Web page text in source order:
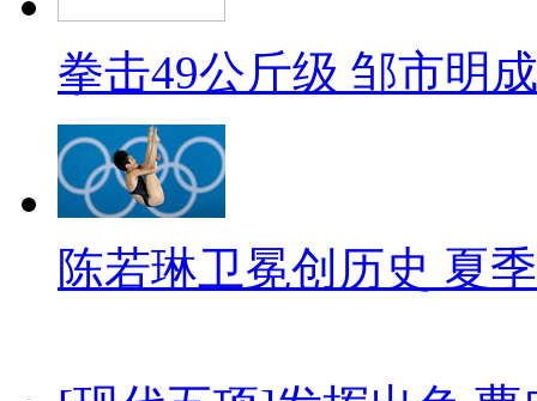
拳击49公斤级 邹市明
陈若琳卫冕创历史 夏